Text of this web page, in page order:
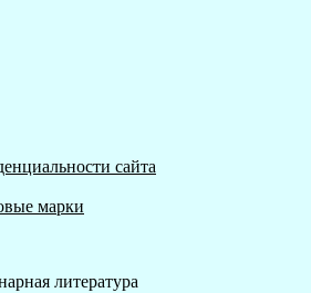
сайта
марки
литература